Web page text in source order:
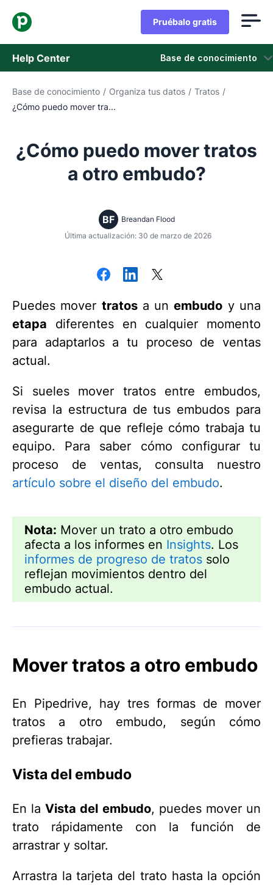
Pruébalo gratis
Help Center Base de conocimiento
Base de conocimiento
Contáctanos
Base de conocimiento / Organiza tus datos / Tratos /
¿Cómo puedo mover tra...
¿Cómo puedo mover tratos
a otro embudo?
BF
Breandan Flood
Última actualización: 30 de marzo de 2026
Puedes mover tratosa unembudo y una
etapa diferentes en cualquier momento
para adaptarlos a tu proceso de ventas
actual.
Si sueles mover tratos entre embudos,
revisa la estructura de tus embudos para
asegurarte de que refleje cómo trabaja tu
equipo. Para saber cómo configurar tu
proceso de ventas, consulta nuestro
artículo sobre el diseño del embudo.
Nota: Mover un trato a otro embudo
afecta a los informes en Insights. Los
informes de progreso de tratos solo
reflejan movimientos dentro del
embudo actual.
Mover tratos a otro embudo
En Pipedrive, hay tres formas de mover
tratos a otro embudo, según cómo
prefieras trabajar.
Vista del embudo
En laVista del embudo, puedes mover un
trato rápidamente con la función de
arrastrar y soltar.
Arrastra la tarjeta del trato hasta la opción